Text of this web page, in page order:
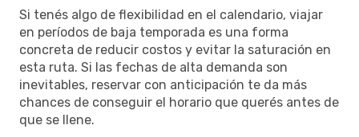
Si tenés algo de flexibilidad en el calendario, viajar
en períodos de baja temporada es una forma
concreta de reducir costos y evitar la saturación en
esta ruta. Si las fechas de alta demanda son
inevitables, reservar con anticipación te da más
chances de conseguir el horario que querés antes de
que se llene.